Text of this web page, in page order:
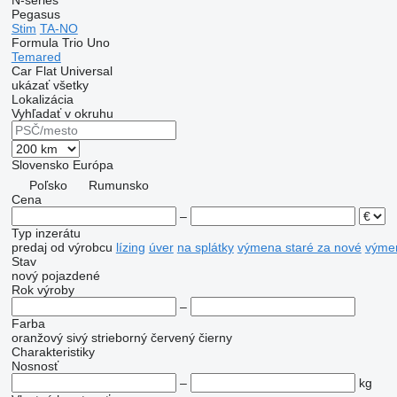
Pegasus
Stim TA-NO
Formula Trio Uno
Temared
Car Flat Universal
ukázať všetky
Lokalizácia
Vyhľadať v okruhu
Slovensko Európa
Poľsko
Rumunsko
Cena
–
Typ inzerátu
predaj od výrobcu lízing úver na splátky výmena staré za nové
Stav
nový pojazdené
Rok výroby
–
Farba
oranžový sivý strieborný červený čierny
Charakteristiky
Nosnosť
–
kg